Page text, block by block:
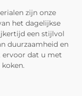
zijn onze
het dagelijkse
een stijlvol
duurzaamheid en
ervoor dat u met